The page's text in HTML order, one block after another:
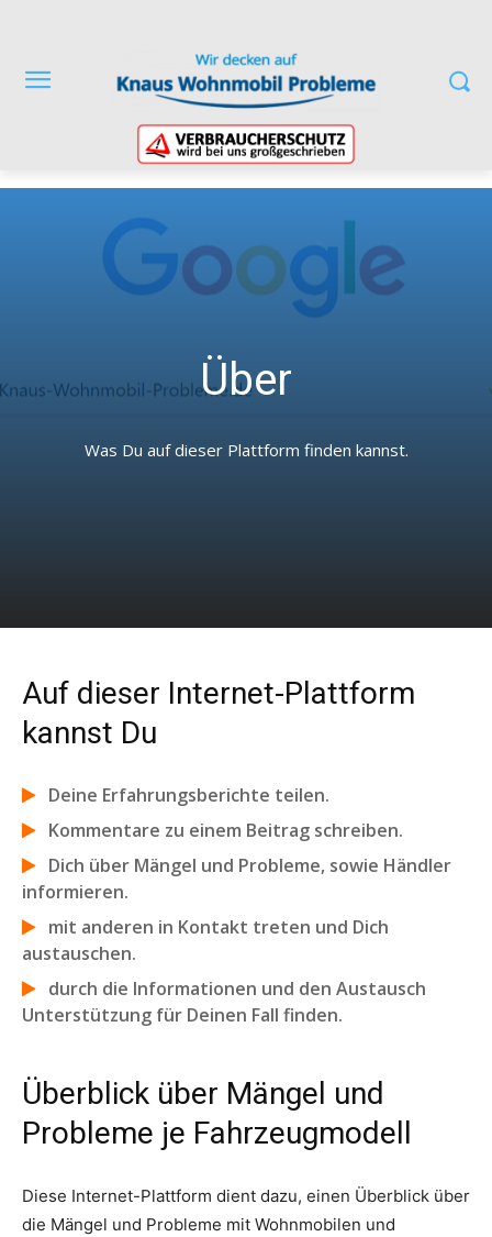
Über
Was Du auf dieser Plattform finden kannst.
Auf dieser Internet-Plattform
kannst Du
Deine Erfahrungsberichte teilen.
Kommentare zu einem Beitrag schreiben.
Dich über Mängel und Probleme, sowie Händler
informieren.
mit anderen in Kontakt treten und Dich
austauschen.
durch die Informationen und den Austausch
Unterstützung für Deinen Fall finden.
Überblick über Mängel und
Probleme je Fahrzeugmodell
Diese Internet-Plattform dient dazu, einen Überblick über
die Mängel und Probleme mit Wohnmobilen und